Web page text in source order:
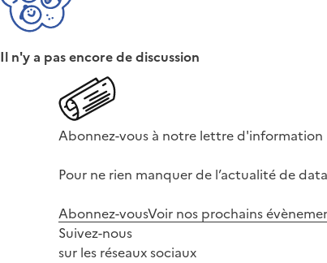
Il n'y a pas encore de discussion
Abonnez-vous à notre lettre d'information
Pour ne rien manquer de l’actualité de
Abonnez-vousVoir nos prochains
Suivez-nous
sur les réseaux sociaux